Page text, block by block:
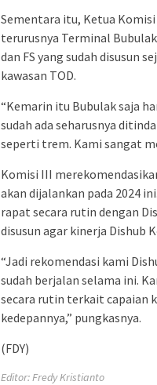
Sementara itu, Ketua
terurusnya Terminal
dan FS yang sudah disusun
kawasan TOD.
“Kemarin itu Bubulak saja
sudah ada seharusnya
seperti trem. Kami sangat
Komisi III
akan dijalankan pada 2024
rapat secara rutin dengan
disusun agar kinerja Dishub
“Jadi rekomendasi kami
sudah berjalan selama ini.
secara rutin terkait capaian
kedepannya,” pungkasnya.
(FDY)
Editor: Fredy Kristianto